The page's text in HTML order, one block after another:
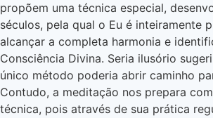
propõem uma técnica especial,
séculos, pela qual o Eu é inteiramente
alcançar a completa harmonia e
Consciência Divina. Seria ilusório
único método poderia abrir caminho
Contudo, a meditação nos prepara
técnica, pois através de sua prática